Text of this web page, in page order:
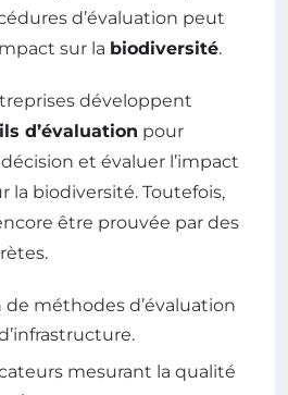
d’évaluation peut
sur la biodiversité.
développent
d’évaluation pour
et évaluer l’impact
la biodiversité. Toutefois,
être prouvée par des
méthodes d’évaluation
mesurant la qualité